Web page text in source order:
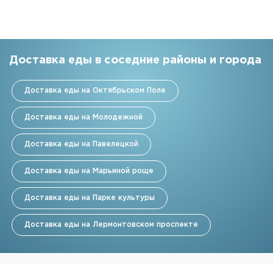
Доставка еды в соседние районы и города
Доставка еды на Октябрьском Поле
Доставка еды на Молодежной
Доставка еды на Павелецкой
Доставка еды на Марьиной роще
Доставка еды на Парке культуры
Доставка еды на Лермонтовском проспекте